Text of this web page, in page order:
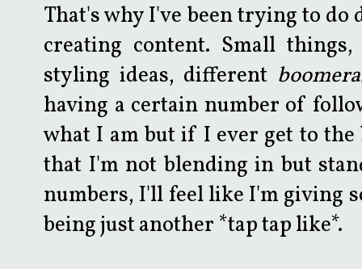
That's why I've been trying to
creating content. Small
styling ideas, different
having a certain number of
what I am but if I ever get to the
that I'm not blending in but
numbers, I'll feel like I'm giving
being just another *tap tap like*.